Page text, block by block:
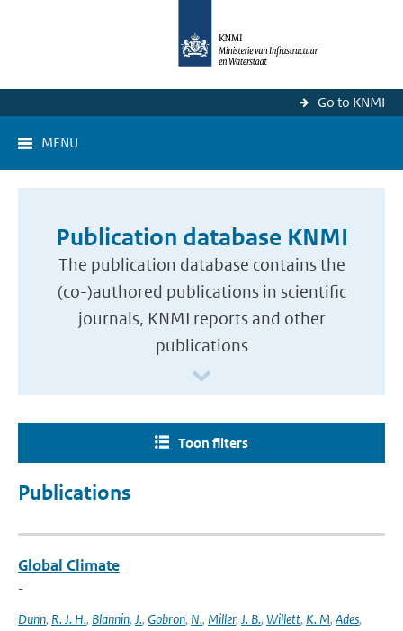
Go to KNMI
MENU
Publication database KNMI
The publication database contains the
(co-)authored publications in scientific
journals, KNMI reports and other
publications
Toon filters
Publications
Global Climate
-
Dunn, R. J. H., Blannin, J., Gobron, N., Miller, J. B., Willett, K. M, Ades,